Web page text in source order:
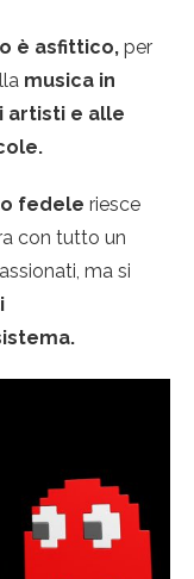
è asfittico, per
musica in
artisti e alle
fedele riesce
con tutto un
ma si